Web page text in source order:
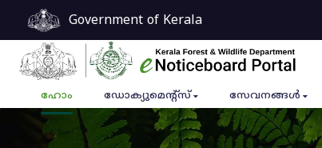
Government of Kerala
ഹോം ഡോക്യുമെൻ്റ്സ് സേവനങ്ങൾ